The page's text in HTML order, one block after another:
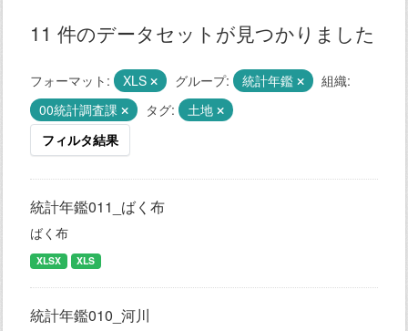
11 件のデータセットが見つかりました
フォーマット: XLS グループ: 統計年鑑
組織:
00統計調査課
タグ:
土地
フィルタ結果
統計年鑑011_ばく布
ばく布
XLSX XLS
統計年鑑010_河川